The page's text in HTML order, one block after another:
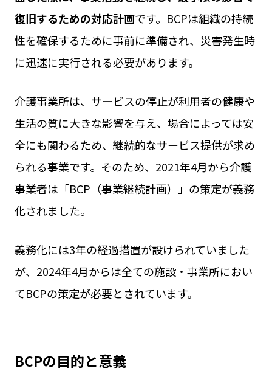
復旧するための対応計画です。BCPは組織の持続
性を確保するために事前に準備され、災害発生時
に迅速に実行される必要があります。
介護事業所は、サービスの停止が利用者の健康や
生活の質に大きな影響を与え、場合によっては安
全にも関わるため、継続的なサービス提供が求め
られる事業です。そのため、2021年4月から介護
事業者は「BCP（事業継続計画）」の策定が義務
化されました。
義務化には3年の経過措置が設けられていました
が、2024年4月からは全ての施設・事業所におい
てBCPの策定が必要とされています。
BCPの目的と意義